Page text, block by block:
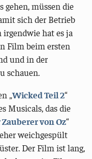
gehen, müssen die
sich der Betrieb
irgendwie hat es ja
Film beim ersten
und in der
schauen.
„Wicked Teil 2“
Musicals, das die
von Oz“
weichgespült
Der Film ist lang,